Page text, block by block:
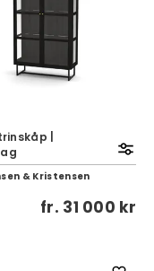
|
& Kristensen
fr. 31 000 kr